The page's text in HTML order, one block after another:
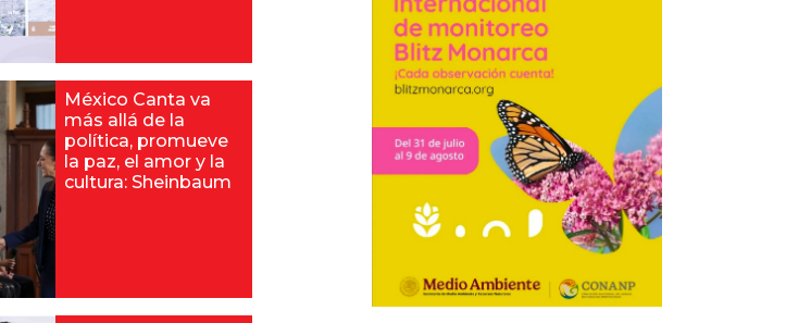
México Canta va
más allá de la
política, promueve
la paz, el amor y la
cultura: Sheinbaum